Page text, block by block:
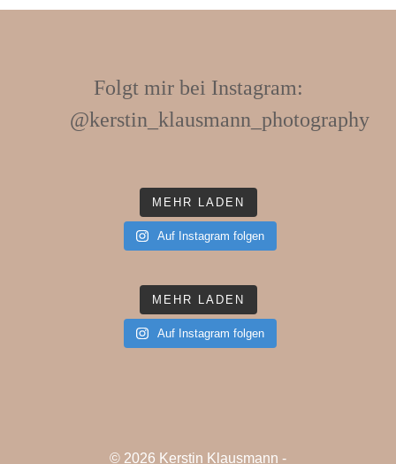
Folgt mir bei Instagram:
@kerstin_klausmann_photography
MEHR LADEN
Auf Instagram folgen
MEHR LADEN
Auf Instagram folgen
© 2026 Kerstin Klausmann -